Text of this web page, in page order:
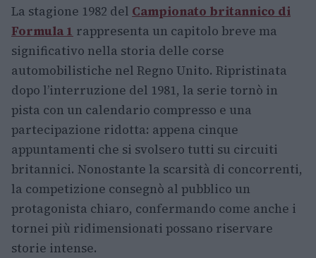
La stagione 1982 del Campionato britannico di
Formula 1 rappresenta un capitolo breve ma
significativo nella storia delle corse
automobilistiche nel Regno Unito. Ripristinata
dopo l’interruzione del 1981, la serie tornò in
pista con un calendario compresso e una
partecipazione ridotta: appena cinque
appuntamenti che si svolsero tutti su circuiti
britannici. Nonostante la scarsità di concorrenti,
la competizione consegnò al pubblico un
protagonista chiaro, confermando come anche i
tornei più ridimensionati possano riservare
storie intense.